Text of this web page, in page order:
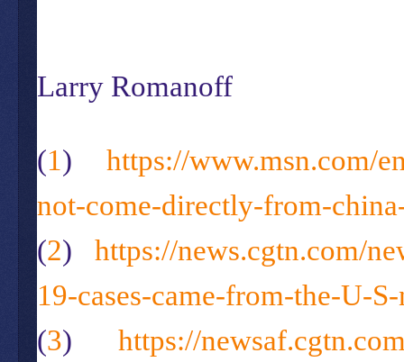
Larry Romanoff
(1) https://www.msn.com/
not-come-directly-from-
(2) https://news.cgtn.com/
19-cases-came-from-the-U-
(3) https://